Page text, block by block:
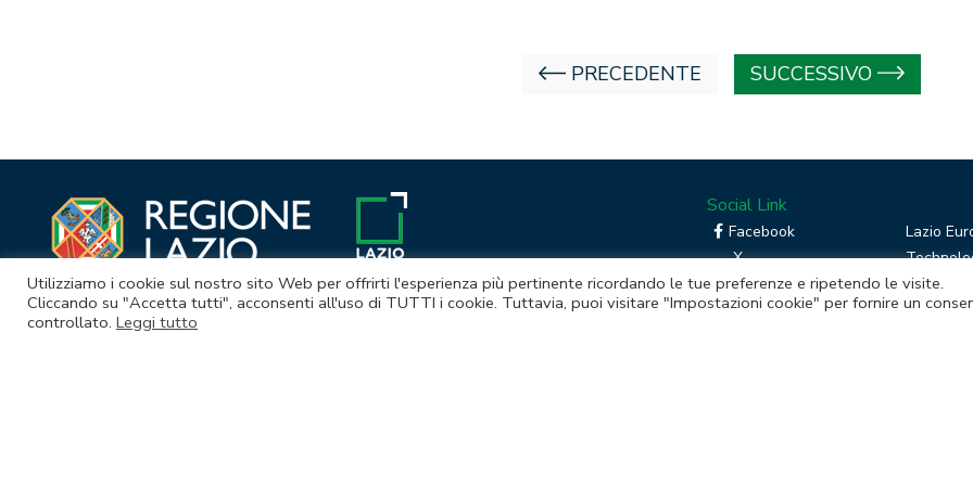
PRECEDENTE SUCCESSIVO
Social Link
Facebook
X
Linkedin
RSS
Lazio
Boost
Utilizziamo i cookie sul nostro sito Web per offrirti l'esperienza più pertinente ricordando le tue preferenze e ripetendo le visite.
Cliccando su "Accetta tutti", acconsenti all'uso di TUTTI i cookie. Tuttavia, puoi visitare "Impostazioni cookie" per fornire un
controllato. Leggi tutto